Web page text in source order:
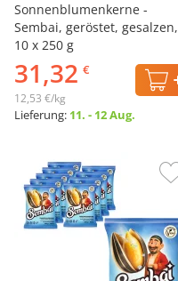
Sonnenblumenkerne -
Sembai, geröstet, gesalzen,
10 х 250 g
31,32 €
12,53 €/kg
Lieferung: 11. - 12 Aug.